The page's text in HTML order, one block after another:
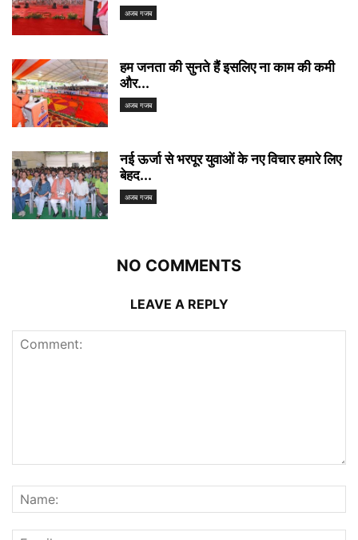
अजब गजब
हम जनता की सुनते हैं इसलिए ना काम की कमी
और...
अजब गजब
नई ऊर्जा से भरपूर युवाओं के नए विचार हमारे लिए
बेहद...
अजब गजब
NO COMMENTS
LEAVE A REPLY